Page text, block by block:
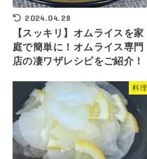
2024.04.28
【スッキリ】オムライスを家
庭で簡単に！オムライス専門
店の凄ワザレシピをご紹介！
料理